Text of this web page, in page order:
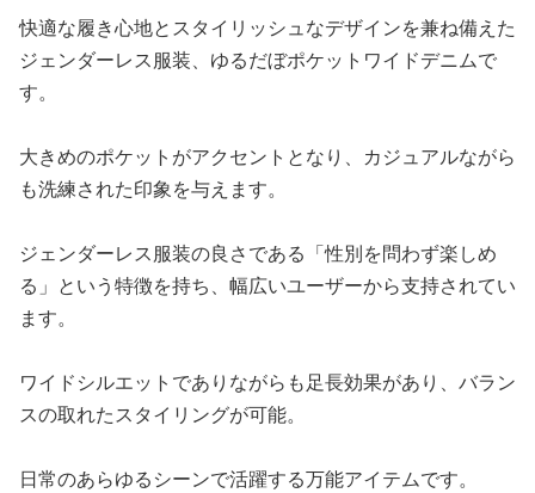
快適な履き心地とスタイリッシュなデザインを兼ね備えた
ジェンダーレス服装、ゆるだぼポケットワイドデニムで
す。
大きめのポケットがアクセントとなり、カジュアルながら
も洗練された印象を与えます。
ジェンダーレス服装の良さである「性別を問わず楽しめ
る」という特徴を持ち、幅広いユーザーから支持されてい
ます。
ワイドシルエットでありながらも足長効果があり、バラン
スの取れたスタイリングが可能。
日常のあらゆるシーンで活躍する万能アイテムです。